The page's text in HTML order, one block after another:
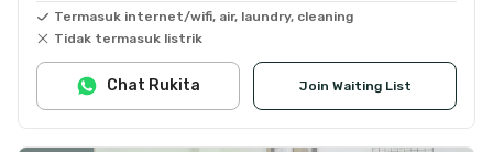
Termasuk internet/wifi, air, laundry, cleaning
Tidak termasuk listrik
Join Waiting List
Chat Rukita